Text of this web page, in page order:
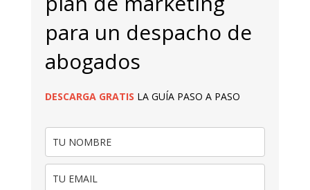
para un despacho de
abogados
DESCARGA GRATIS LA GUÍA PASO A PASO